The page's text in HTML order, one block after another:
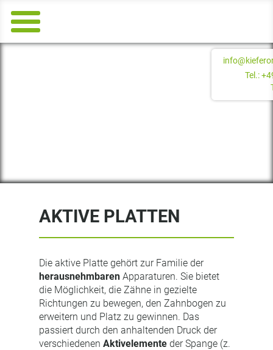
Tel.:
AKTIVE PLATTEN
Die aktive Platte gehört zur Familie der
herausnehmbaren Apparaturen. Sie bietet
die Möglichkeit, die Zähne in gezielte
Richtungen zu bewegen, den Zahnbogen zu
erweitern und Platz zu gewinnen. Das
passiert durch den anhaltenden Druck der
verschiedenen Aktivelemente der Spange (z.